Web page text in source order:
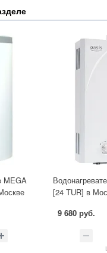
MEGA
[24 TUR] в
9 680 руб.